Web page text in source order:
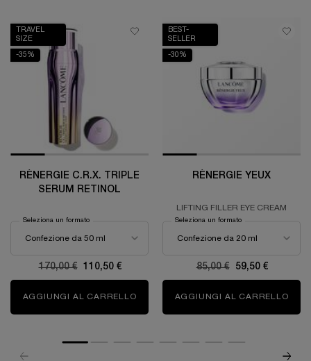
TRAVEL
SIZE
-35%
RÉNERGIE C.R.X. TRIPLE
SERUM RETINOL
Seleziona un formato
Old price
170,00 € New price
110,50 €
AGGIUNGI AL CARRELLO RÉNERGIE C.R.X. TRIPLE SERUM
BEST-
SELLER
-30%
RÉNERGIE YEUX
LIFTING FILLER EYE CREAM
Seleziona un formato
Old price
85,00 € New price
59,50 €
AGGIUNGI AL CARRELLO